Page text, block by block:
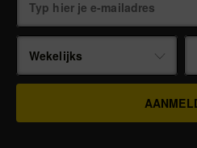
Wekelijks